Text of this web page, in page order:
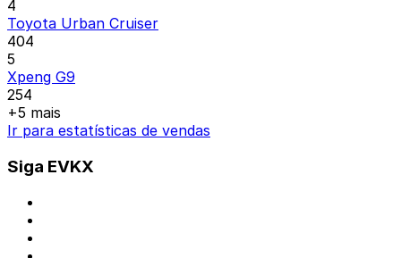
4
Toyota Urban Cruiser
404
5
Xpeng G9
254
+5 mais
Ir para estatísticas de vendas
Siga EVKX